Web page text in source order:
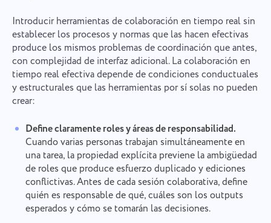
Introducir herramientas de colaboración en tiempo real sin
establecer los procesos y normas que las hacen efectivas
produce los mismos problemas de coordinación que antes,
con complejidad de interfaz adicional. La colaboración en
tiempo real efectiva depende de condiciones conductuales
y estructurales que las herramientas por sí solas no pueden
crear:
Define claramente roles y áreas de responsabilidad.
Cuando varias personas trabajan simultáneamente en
una tarea, la propiedad explícita previene la ambigüedad
de roles que produce esfuerzo duplicado y ediciones
conflictivas. Antes de cada sesión colaborativa, define
quién es responsable de qué, cuáles son los outputs
esperados y cómo se tomarán las decisiones.
traducción
Proporciona una descripción del problema junto
con la opción correcta
Nombre
Número de teléfono
Informar de un error
Por favor, describe detalladamente el problema
que has encontrado, proporcionando información
específica, y no dudes en adjuntar cualquier
archivo relevante. Tu participación activa nos
ayuda a mejorar la experiencia del usuario,
garantizando un mejor servicio para todos.
Función
Cómo funciona